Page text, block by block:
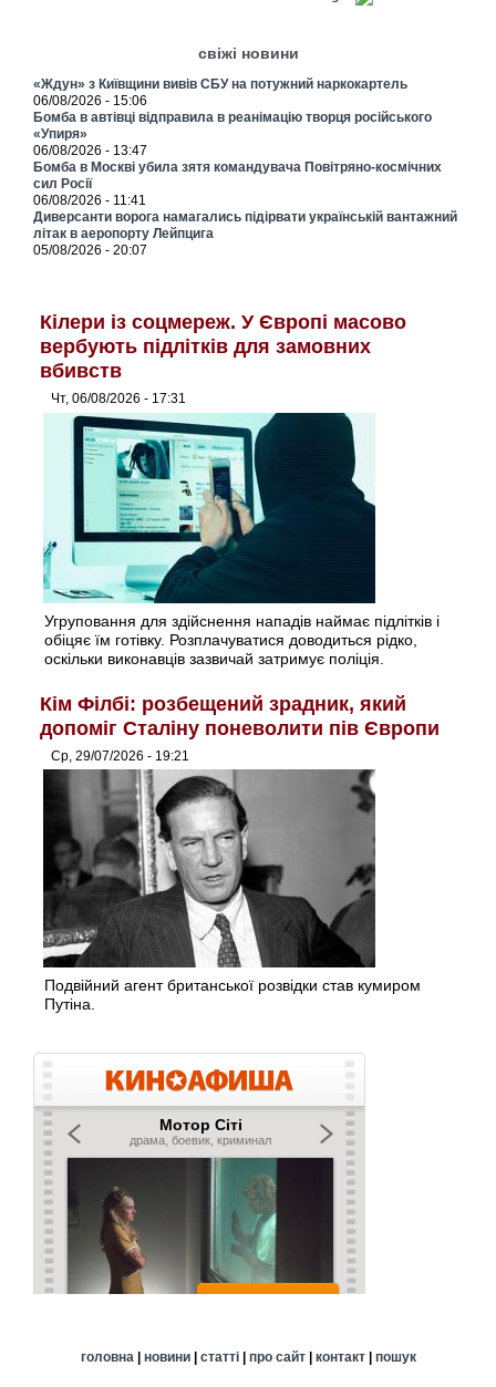
свіжі новини
«Ждун» з Київщини вивів СБУ на потужний наркокартель
06/08/2026 - 15:06
Бомба в автівці відправила в реанімацію творця російського
«Упиря»
06/08/2026 - 13:47
Бомба в Москві убила зятя командувача Повітряно-космічних
сил Росії
06/08/2026 - 11:41
Диверсанти ворога намагались підірвати українській вантажний
літак в аеропорту Лейпцига
05/08/2026 - 20:07
Кілери із соцмереж. У Європі масово
вербують підлітків для замовних
вбивств
Чт, 06/08/2026 - 17:31
Угруповання для здійснення нападів наймає підлітків і
обіцяє їм готівку. Розплачуватися доводиться рідко,
оскільки виконавців зазвичай затримує поліція.
Кім Філбі: розбещений зрадник, який
допоміг Сталіну поневолити пів Європи
Ср, 29/07/2026 - 19:21
Подвійний агент британської розвідки став кумиром
Путіна.
головна| новини| статті| про сайт| контакт| пошук